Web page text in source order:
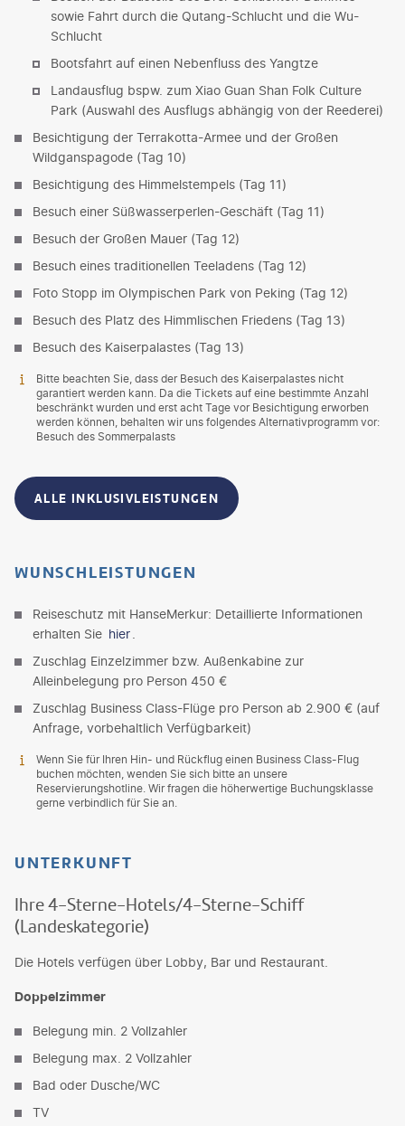
sowie Fahrt durch die Qutang-Schlucht und die Wu-
Schlucht
Bootsfahrt auf einen Nebenfluss des Yangtze
Landausflug bspw. zum Xiao Guan Shan Folk Culture
Park (Auswahl des Ausflugs abhängig von der Reederei)
Besichtigung der Terrakotta-Armee und der Großen
Wildganspagode (Tag 10)
Besichtigung des Himmelstempels (Tag 11)
Besuch einer Süßwasserperlen-Geschäft (Tag 11)
Besuch der Großen Mauer (Tag 12)
Besuch eines traditionellen Teeladens (Tag 12)
Foto Stopp im Olympischen Park von Peking (Tag 12)
Besuch des Platz des Himmlischen Friedens (Tag 13)
Besuch des Kaiserpalastes (Tag 13)
Bitte beachten Sie, dass der Besuch des Kaiserpalastes nicht
garantiert werden kann. Da die Tickets auf eine bestimmte Anzahl
beschränkt wurden und erst acht Tage vor Besichtigung erworben
werden können, behalten wir uns folgendes Alternativprogramm vor:
Besuch des Sommerpalasts
ALLE INKLUSIVLEISTUNGEN
WUNSCHLEISTUNGEN
Reiseschutz mit HanseMerkur: Detaillierte Informationen
erhalten Sie hier
Zuschlag Einzelzimmer bzw. Außenkabine zur
Alleinbelegung pro Person 450 €
Zuschlag Business Class-Flüge pro Person ab 2.900 € (auf
Anfrage, vorbehaltlich Verfügbarkeit)
Wenn Sie für Ihren Hin- und Rückflug einen Business Class-Flug
buchen möchten, wenden Sie sich bitte an unsere
Reservierungshotline. Wir fragen die höherwertige Buchungsklasse
gerne verbindlich für Sie an.
UNTERKUNFT
Ihre 4-Sterne-Hotels/4-Sterne-Schiff
(Landeskategorie)
Die Hotels verfügen über Lobby, Bar und Restaurant.
Doppelzimmer
Belegung min. 2 Vollzahler
Belegung max. 2 Vollzahler
Bad oder Dusche/WC
TV